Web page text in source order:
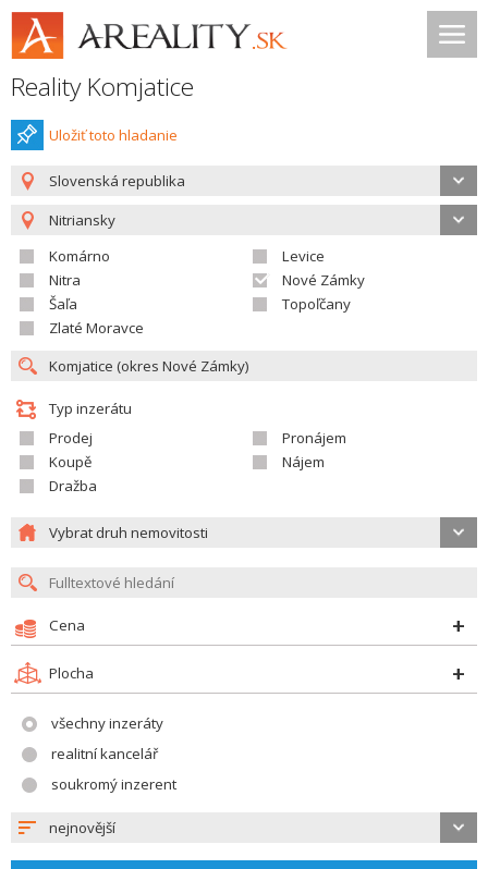
Reality Komjatice
Uložiť toto hladanie
Slovenská republika
Nitriansky
Komárno
Levice
Nitra
Nové Zámky
Šaľa
Topoľčany
Zlaté Moravce
Typ inzerátu
Prodej
Pronájem
Koupě
Nájem
Dražba
Vybrat druh nemovitosti
Cena
Plocha
všechny inzeráty
realitní kancelář
soukromý inzerent
nejnovější